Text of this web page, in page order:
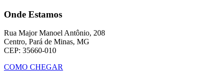
Onde Estamos
Rua Major Manoel Antônio, 208
Centro, Pará de Minas, MG
CEP: 35660-010
COMO CHEGAR